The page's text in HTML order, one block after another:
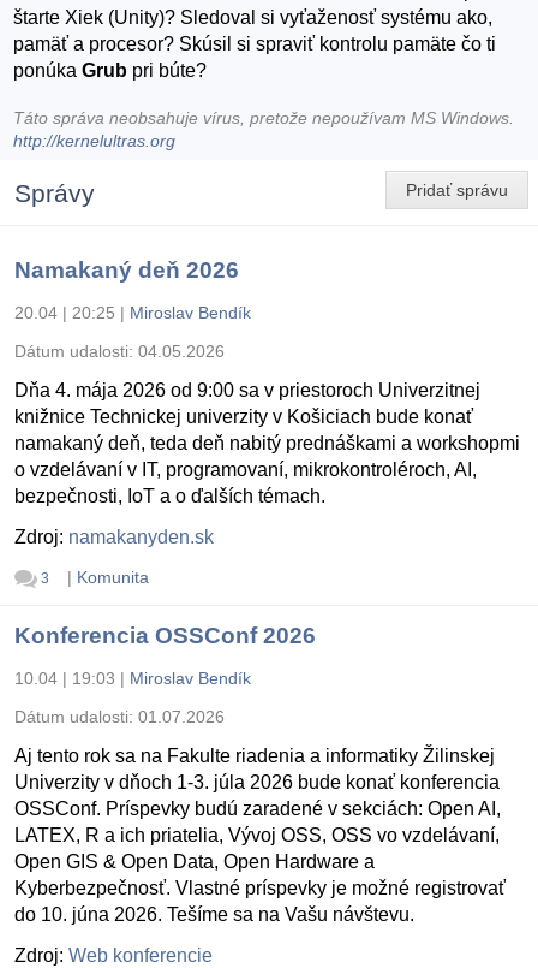
štarte Xiek (Unity)? Sledoval si vyťaženosť systému ako,
pamäť a procesor? Skúsil si spraviť kontrolu pamäte čo ti
ponúkaGrub pri búte?
Táto správa neobsahuje vírus, pretože nepoužívam MS Windows.
http://kernelultras.org
Pridať správu
Správy
Namakaný deň 2026
20.04 | 20:25 | Miroslav Bendík
Dátum udalosti: 04.05.2026
Dňa 4. mája 2026 od 9:00 sa v priestoroch Univerzitnej
knižnice Technickej univerzity v Košiciach bude konať
namakaný deň, teda deň nabitý prednáškami a workshopmi
o vzdelávaní v IT, programovaní, mikrokontroléroch, AI,
bezpečnosti, IoT a o ďalších témach.
Zdroj: namakanyden.sk
3 | Komunita
Konferencia OSSConf 2026
10.04 | 19:03 | Miroslav Bendík
Dátum udalosti: 01.07.2026
Aj tento rok sa na Fakulte riadenia a informatiky Žilinskej
Univerzity v dňoch 1-3. júla 2026 bude konať konferencia
OSSConf. Príspevky budú zaradené v sekciách: Open AI,
LATEX, R a ich priatelia, Vývoj OSS, OSS vo vzdelávaní,
Open GIS & Open Data, Open Hardware a
Kyberbezpečnosť. Vlastné príspevky je možné registrovať
do 10. júna 2026. Tešíme sa na Vašu návštevu.
Zdroj: Web konferencie